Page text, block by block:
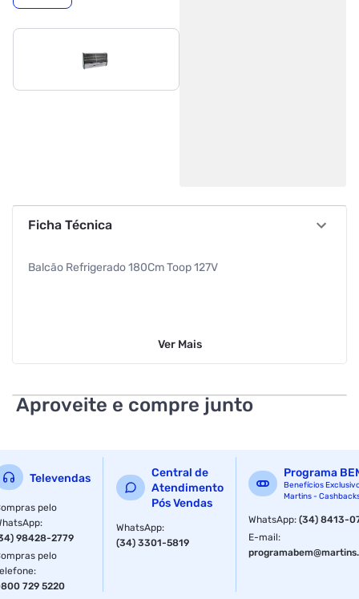
Ficha Técnica
Balcão Refrigerado 180Cm Toop 127V
Ver Mais
Aproveite e compre junto
Televendas
pelo
:
98428-2779
pelo
:
729 5220
Central de
Atendimento
Pós Vendas
WhatsApp:
(34) 3301-5819
Programa
Benefícios
Martins -
WhatsApp:(34) 8413-
E-mail: